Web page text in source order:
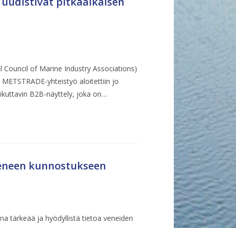
of Marine Industry Associations)
yhteistyö aloitettiin jo
B2B-näyttely, joka on…
kunnostukseen
tärkeää ja hyödyllistä tietoa veneiden